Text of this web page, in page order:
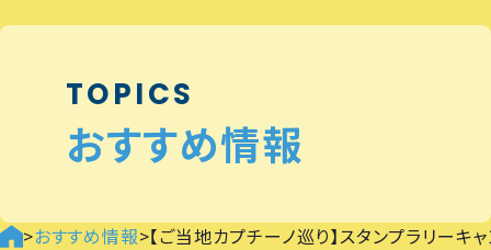
TOPICS
おすすめ情報
>おすすめ情報>【ご当地カプチーノ巡り】スタンプラリーキ